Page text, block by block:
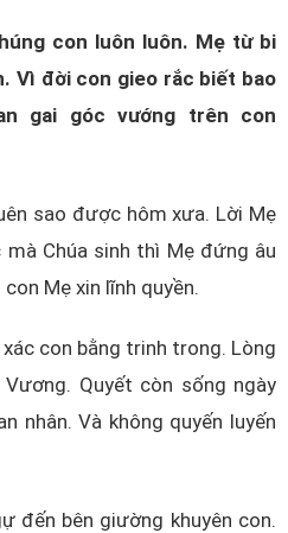
con luôn luôn. Mẹ từ bi
Vì đời con gieo rắc biết bao
gai góc vướng trên con
sao được hôm xưa. Lời Mẹ
Chúa sinh thì Mẹ đứng âu
Mẹ xin lĩnh quyền.
con bằng trinh trong. Lòng
Quyết còn sống ngày
nhân. Và không quyến luyến
đến bên giường khuyên con.